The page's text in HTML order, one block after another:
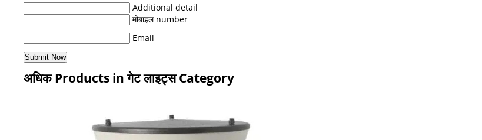
Additional detail
मोबाइल number
Email
अधिक Products in गेट लाइट्स Category